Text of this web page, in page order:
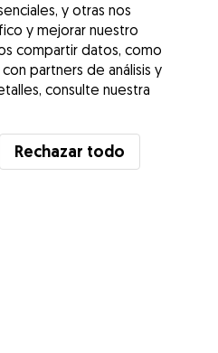
y otras nos
y mejorar nuestro
compartir datos, como
partners de análisis y
consulte nuestra
Rechazar todo